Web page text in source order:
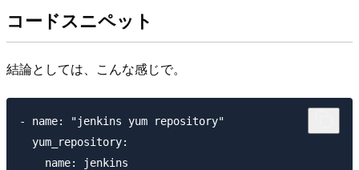
コードスニペット
結論としては、こんな感じで。
- name: "jenkins yum repository"
  yum_repository:
    name: jenkins